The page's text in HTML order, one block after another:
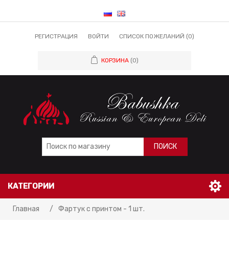
РЕГИСТРАЦИЯ ВОЙТИ СПИСОК ПОЖЕЛАНИЙ (0)
КОРЗИНА (0)
ПОИСК
КАТЕГОРИИ
Главная / Фартук с принтом - 1 шт.